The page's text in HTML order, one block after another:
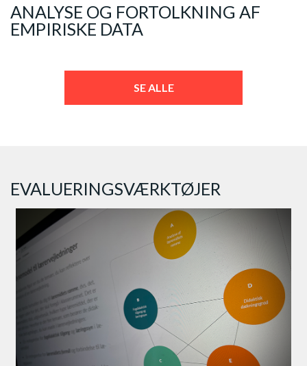
ANALYSE OG FORTOLKNING AF
EMPIRISKE DATA
SE ALLE
EVALUERINGSVÆRKTØJER